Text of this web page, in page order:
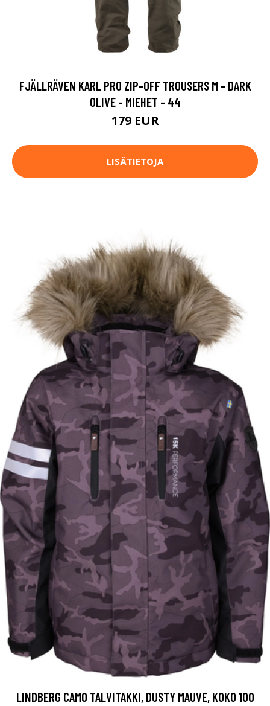
FJÄLLRÄVEN KARL PRO ZIP-OFF TROUSERS M - DARK
OLIVE - MIEHET - 44
179 EUR
LISÄTIETOJA
LINDBERG CAMO TALVITAKKI, DUSTY MAUVE, KOKO 100